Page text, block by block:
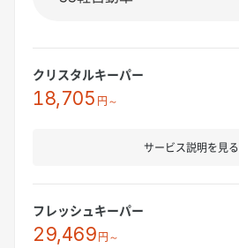
クリスタルキーパー
18,705 円～
サービス説明を見る
フレッシュキーパー
29,469円～